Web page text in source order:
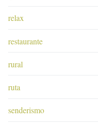
relax
restaurante
rural
ruta
senderismo